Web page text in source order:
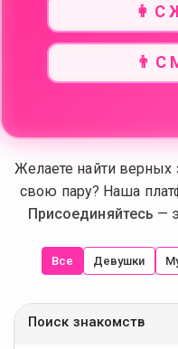
👩
👨
Желаете найти верных
свою пару? Наша
Присоединяйтесь —
Все Девушки
Поиск знакомств